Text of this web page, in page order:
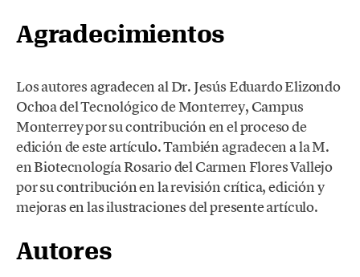
Agradecimientos
Los autores agradecen al Dr. Jesús Eduardo Elizondo
Ochoa del Tecnológico de Monterrey, Campus
Monterrey por su contribución en el proceso de
edición de este artículo. También agradecen a la M.
en Biotecnología Rosario del Carmen Flores Vallejo
por su contribución en la revisión crítica, edición y
mejoras en las ilustraciones del presente artículo.
Autores